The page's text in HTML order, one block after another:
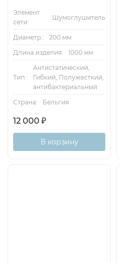
Элемент
сети:
Шумоглушитель
Диаметр.:
200 мм
Длина изделия:
1000 мм
Тип.:
Антистатический,
Гибкий, Полужесткий,
антибактериальный
Страна:
Бельгия
12 000 ₽
В корзину